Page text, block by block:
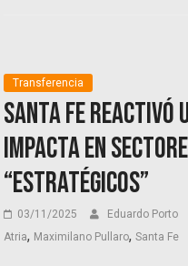
Transferencia
Santa Fe
impacta en
“estratégicos”
03/11/2025 Eduardo Porto
Atria, Maximilano Pullaro,Santa Fe